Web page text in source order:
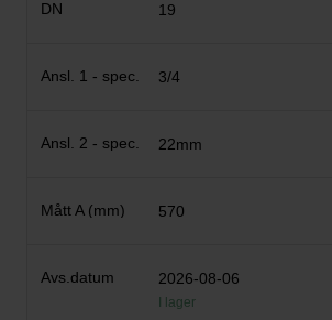
19
3/4
22mm
570
2026-08-06
I lager